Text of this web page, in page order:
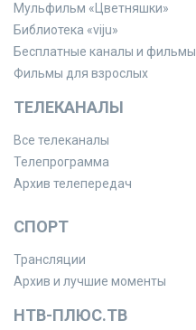
Мульфильм «Цветняшки»
Библиотека «viju»
Бесплатные каналы и фильмы
Фильмы для взрослых
ТЕЛЕКАНАЛЫ
Все телеканалы
Телепрограмма
Архив телепередач
СПОРТ
Трансляции
Архив и лучшие моменты
НТВ-ПЛЮС.ТВ